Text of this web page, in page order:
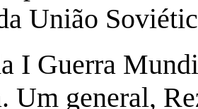
União
I Guerra
Um general,